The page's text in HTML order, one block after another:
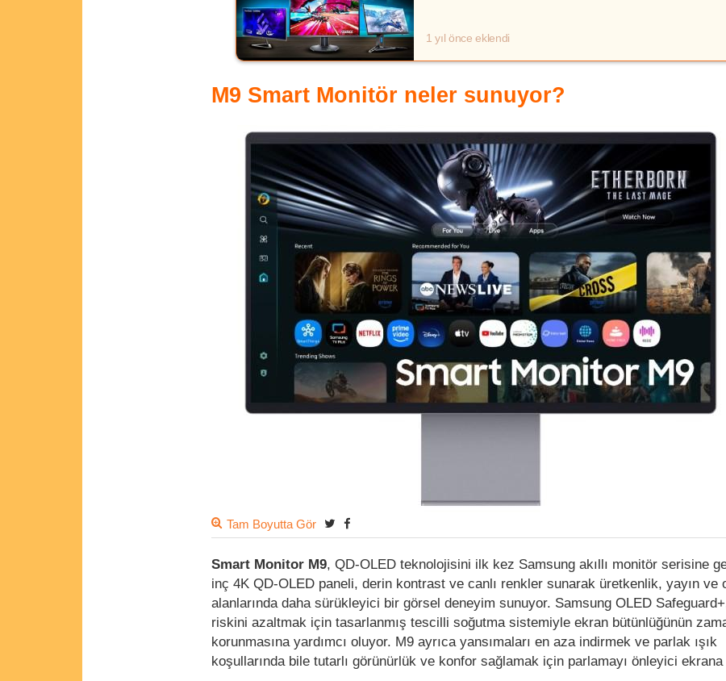
1 yıl önce eklendi
M9 Smart Monitör neler sunuyor?
Tam Boyutta Gör
Smart Monitor M9, QD-OLED teknolojisini ilk kez Samsung akıllı monitör serisine
inç 4K QD-OLED paneli, derin kontrast ve canlı renkler sunarak üretkenlik, yayın ve
alanlarında daha sürükleyici bir görsel deneyim sunuyor. Samsung OLED
riskini azaltmak için tasarlanmış tescilli soğutma sistemiyle ekran bütünlüğünün
korunmasına yardımcı oluyor. M9 ayrıca yansımaları en aza indirmek ve parlak ışık
koşullarında bile tutarlı görünürlük ve konfor sağlamak için parlamayı önleyici